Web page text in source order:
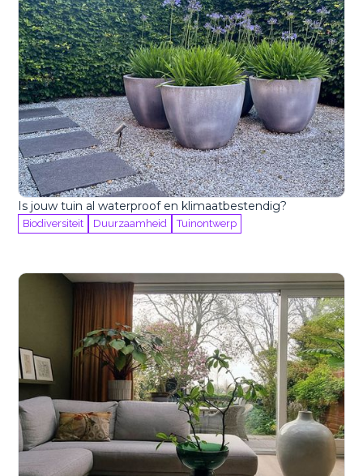
Is jouw tuin al waterproof en klimaatbestendig?
Biodiversiteit Duurzaamheid Tuinontwerp